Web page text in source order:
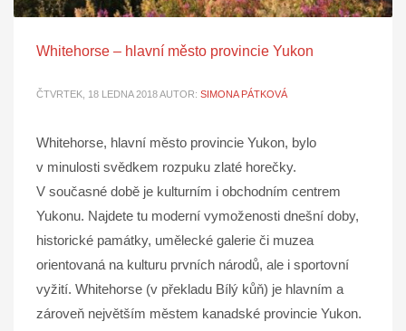
Whitehorse – hlavní město provincie Yukon
ČTVRTEK, 18 LEDNA 2018AUTOR: SIMONA PÁTKOVÁ
Whitehorse, hlavní město provincie Yukon, bylo
v minulosti svědkem rozpuku zlaté horečky.
V současné době je kulturním i obchodním centrem
Yukonu. Najdete tu moderní vymoženosti dnešní doby,
historické památky, umělecké galerie či muzea
orientovaná na kulturu prvních národů, ale i sportovní
vyžití. Whitehorse (v překladu Bílý kůň) je hlavním a
zároveň největším městem kanadské provincie Yukon.